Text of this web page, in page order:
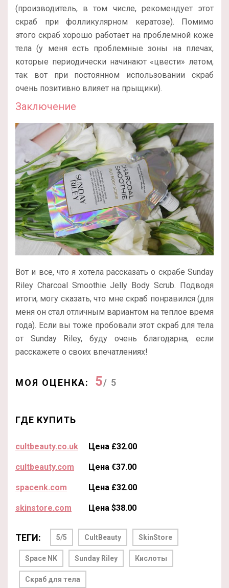
(производитель, в том числе, рекомендует этот
скраб при фолликулярном кератозе). Помимо
этого скраб хорошо работает на проблемной коже
тела (у меня есть проблемные зоны на плечах,
которые периодически начинают «цвести» летом,
так вот при постоянном использовании скраб
очень позитивно влияет на прыщики).
Заключение
Вот и все, что я хотела рассказать о скрабе Sunday
Riley Charcoal Smoothie Jelly Body Scrub. Подводя
итоги, могу сказать, что мне скраб понравился (для
меня он стал отличным вариантом на теплое время
года). Если вы тоже пробовали этот скраб для тела
от Sunday Riley, буду очень благодарна, если
расскажете о своих впечатлениях!
МОЯ ОЦЕНКА: 5/ 5
ГДЕ КУПИТЬ
cultbeauty.co.uk Цена £32.00
cultbeauty.com Цена €37.00
spacenk.com Цена £32.00
skinstore.com Цена $38.00
ТЕГИ: 5/5 CultBeauty SkinStore
Space NK Sunday Riley Кислоты
Скраб для тела